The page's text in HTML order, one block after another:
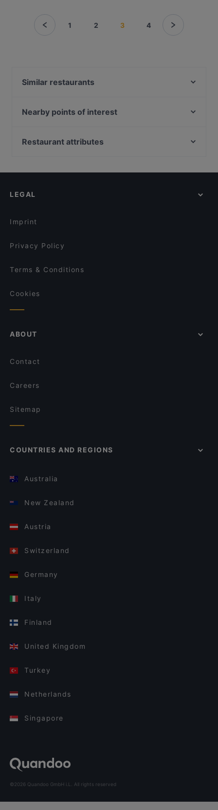
1 2 3 4
Similar restaurants
Mijori Sushi Bar
Waterkant
Nearby points of interest
Raum linksrechts, Hamburg
Restaurant attributes
Tourist-friendly Restaurants in Lübeck
LEGAL
Imprint
Privacy Policy
Terms & Conditions
Cookies
ABOUT
Contact
Careers
Sitemap
COUNTRIES AND REGIONS
Australia
New Zealand
Austria
Switzerland
Germany
Italy
Finland
United Kingdom
Turkey
Netherlands
Singapore
©2026 Quandoo GmbH i.L. All rights reserved